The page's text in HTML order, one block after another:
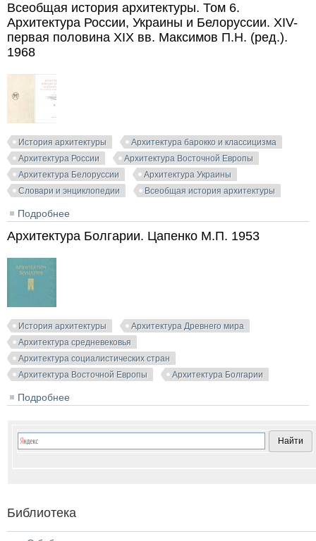
Всеобщая история архитектуры. Том 6.
Архитектура России, Украины и Белоруссии. XIV-
первая половина XIX вв. Максимов П.Н. (ред.).
1968
История архитектуры
Архитектура барокко и классицизма
Архитектура России
Архитектура Восточной Европы
Архитектура Белоруссии
Архитектура Украины
Словари и энциклопедии
Всеобщая история архитектуры
Подробнее
первая половина XIX вв. Максимов П.Н. (ред.). 1968
Архитектура Болгарии. Цапенко М.П. 1953
История архитектуры
Архитектура Древнего мира
Архитектура средневековья
Архитектура социалистических стран
Архитектура Восточной Европы
Архитектура Болгарии
Подробнее
Библиотека